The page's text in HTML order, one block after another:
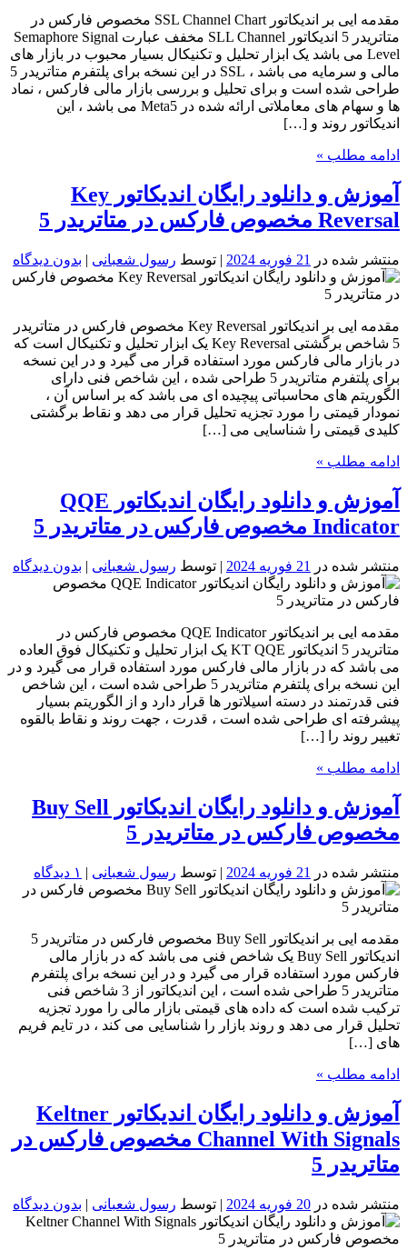
مقدمه ایی بر اندیکاتور SSL Channel Chart مخصوص فارکس در
متاتریدر 5 اندیکاتور SLL Channel مخفف عبارت Semaphore Signal
Level می باشد یک ابزار تحلیل و تکنیکال بسیار محبوب در بازار های
مالی و سرمایه می باشد ، SSL در این نسخه برای پلتفرم متاتریدر 5
طراحی شده است و برای تحلیل و بررسی بازار مالی فارکس ، نماد
ها و سهام های معاملاتی ارائه شده در Meta5 می باشد ، این
اندیکاتور روند و […]
ادامه مطلب »
آموزش و دانلود رایگان اندیکاتور Key
Reversal مخصوص فارکس در متاتریدر 5
منتشر شده در 21 فوریه 2024 | توسط رسول شعبانی | بدون دیدگاه
مقدمه ایی بر اندیکاتور Key Reversal مخصوص فارکس در متاتریدر
5 شاخص برگشتی Key Reversal یک ابزار تحلیل و تکنیکال است که
در بازار مالی فارکس مورد استفاده قرار می گیرد و در این نسخه
برای پلتفرم متاتریدر 5 طراحی شده ، این شاخص فنی دارای
الگوریتم های محاسباتی پیچیده ای می باشد که بر اساس آن ،
نمودار قیمتی را مورد تجزیه تحلیل قرار می دهد و نقاط برگشتی
کلیدی قیمتی را شناسایی می […]
ادامه مطلب »
آموزش و دانلود رایگان اندیکاتور QQE
Indicator مخصوص فارکس در متاتریدر 5
منتشر شده در 21 فوریه 2024 | توسط رسول شعبانی | بدون دیدگاه
مقدمه ایی بر اندیکاتور QQE Indicator مخصوص فارکس در
متاتریدر 5 اندیکاتور KT QQE یک ابزار تحلیل و تکنیکال فوق العاده
می باشد که در بازار مالی فارکس مورد استفاده قرار می گیرد و در
این نسخه برای پلتفرم متاتریدر 5 طراحی شده است ، این شاخص
فنی قدرتمند در دسته اسیلاتور ها قرار دارد و از الگوریتم بسیار
پیشرفته ای طراحی شده است ، قدرت ، جهت روند و نقاط بالقوه
تغییر روند را […]
ادامه مطلب »
آموزش و دانلود رایگان اندیکاتور Buy Sell
مخصوص فارکس در متاتریدر 5
منتشر شده در 21 فوریه 2024 | توسط رسول شعبانی | ۱ دیدگاه
مقدمه ایی بر اندیکاتور Buy Sell مخصوص فارکس در متاتریدر 5
اندیکاتور Buy Sell یک شاخص فنی می باشد که در بازار مالی
فارکس مورد استفاده قرار می گیرد و در این نسخه برای پلتفرم
متاتریدر 5 طراحی شده است ، این اندیکاتور از 3 شاخص فنی
ترکیب شده است که داده های قیمتی بازار مالی را مورد تجزیه
تحلیل قرار می دهد و روند بازار را شناسایی می کند ، در تایم فریم
های […]
ادامه مطلب »
آموزش و دانلود رایگان اندیکاتور Keltner
Channel With Signals مخصوص فارکس در
متاتریدر 5
منتشر شده در 20 فوریه 2024 | توسط رسول شعبانی | بدون دیدگاه